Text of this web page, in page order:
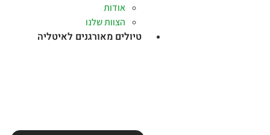
אודות
הצוות שלנו
טיולים מאורגנים לאיטליה